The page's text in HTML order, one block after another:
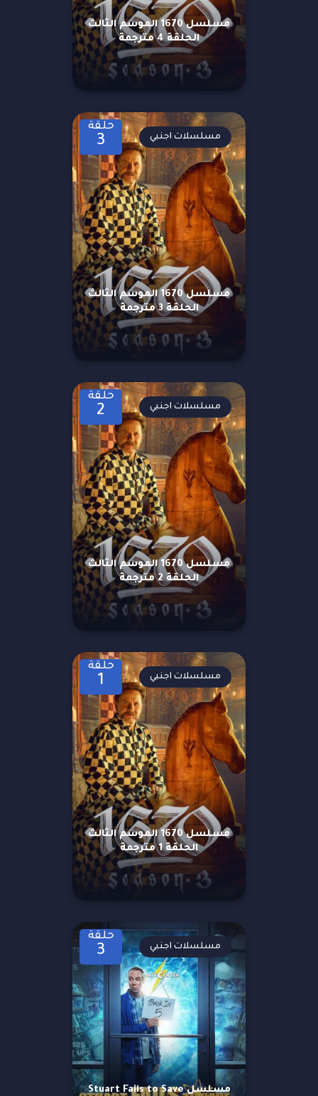
مسلسل 1670 الموسم الثالث
الحلقة 4 مترجمة
حلقة
3
مسلسل 1670 الموسم الثالث
الحلقة 3 مترجمة
مسلسلات اجنبي
حلقة
2
مسلسل 1670 الموسم الثالث
الحلقة 2 مترجمة
مسلسلات اجنبي
حلقة
1
مسلسل 1670 الموسم الثالث
الحلقة 1 مترجمة
مسلسلات اجنبي
حلقة
3
مسلسل Stuart Fails to Save
مسلسلات اجنبي